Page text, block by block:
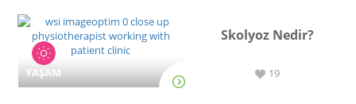
YAŞAM
Skolyoz Nedir?
19